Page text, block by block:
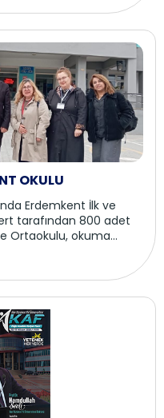
OKULU
Erdemkent İlk ve
tarafından 800 adet
Ortaokulu, okuma